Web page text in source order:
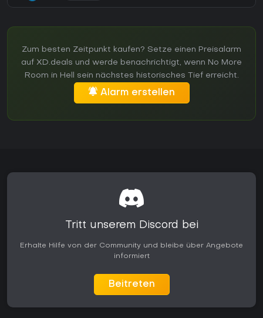
Zum besten Zeitpunkt kaufen? Setze einen Preisalarm
auf XD.deals und werde benachrichtigt, wenn No More
Room in Hell sein nächstes historisches Tief erreicht.
Alarm erstellen
Tritt unserem Discord bei
Erhalte Hilfe von der Community und bleibe über Angebote
informiert
Beitreten